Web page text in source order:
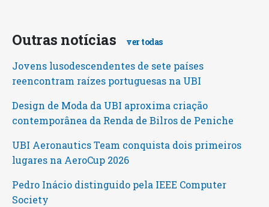
Outras notícias ver todas
Jovens lusodescendentes de sete países
reencontram raízes portuguesas na UBI
Design de Moda da UBI aproxima criação
contemporânea da Renda de Bilros de Peniche
UBI Aeronautics Team conquista dois primeiros
lugares na AeroCup 2026
Pedro Inácio distinguido pela IEEE Computer
Society